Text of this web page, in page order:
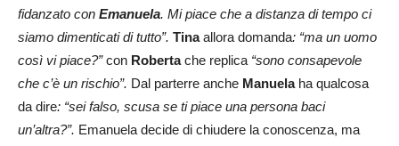
fidanzato con Emanuela. Mi piace che a distanza di tempo ci
siamo dimenticati di tutto”. Tinaallora domanda: “ma un uomo
così vi piace?”con Robertache replica “sono consapevole
che c’è un rischio”. Dal parterre anche Manuelaha qualcosa
da dire: “sei falso, scusa se ti piace una persona baci
un’altra?”. Emanuela decide di chiudere la conoscenza, ma